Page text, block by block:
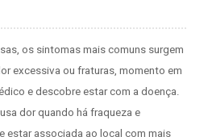
os sintomas mais comuns surgem
excessiva ou fraturas, momento em
e descobre estar com a doença.
dor quando há fraqueza e
estar associada ao local com mais